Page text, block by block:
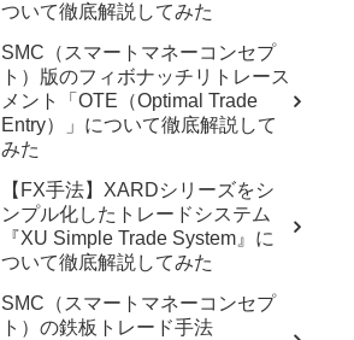
ついて徹底解説してみた
SMC（スマートマネーコンセプ
ト）版のフィボナッチリトレース
メント「OTE（Optimal Trade
Entry）」について徹底解説して
みた
【FX手法】XARDシリーズをシ
ンプル化したトレードシステム
『XU Simple Trade System』に
ついて徹底解説してみた
SMC（スマートマネーコンセプ
ト）の鉄板トレード手法